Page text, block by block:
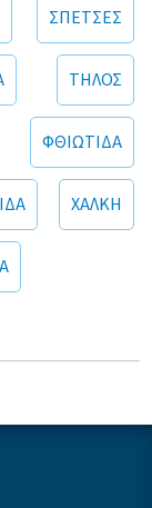
ΣΠΕΤΣΕΣ
ΤΗΛΟΣ
ΦΘΙΩΤΙΔΑ
ΧΑΛΚΗ